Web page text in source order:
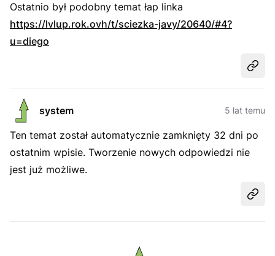
Ostatnio był podobny temat łap linka
https://lvlup.rok.ovh/t/sciezka-javy/20640/#4?
u=diego
system 5 lat temu
Ten temat został automatycznie zamknięty 32 dni po
ostatnim wpisie. Tworzenie nowych odpowiedzi nie
jest już możliwe.